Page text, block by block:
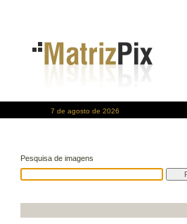
7 de agosto de 2026
Pesquisa de imagens